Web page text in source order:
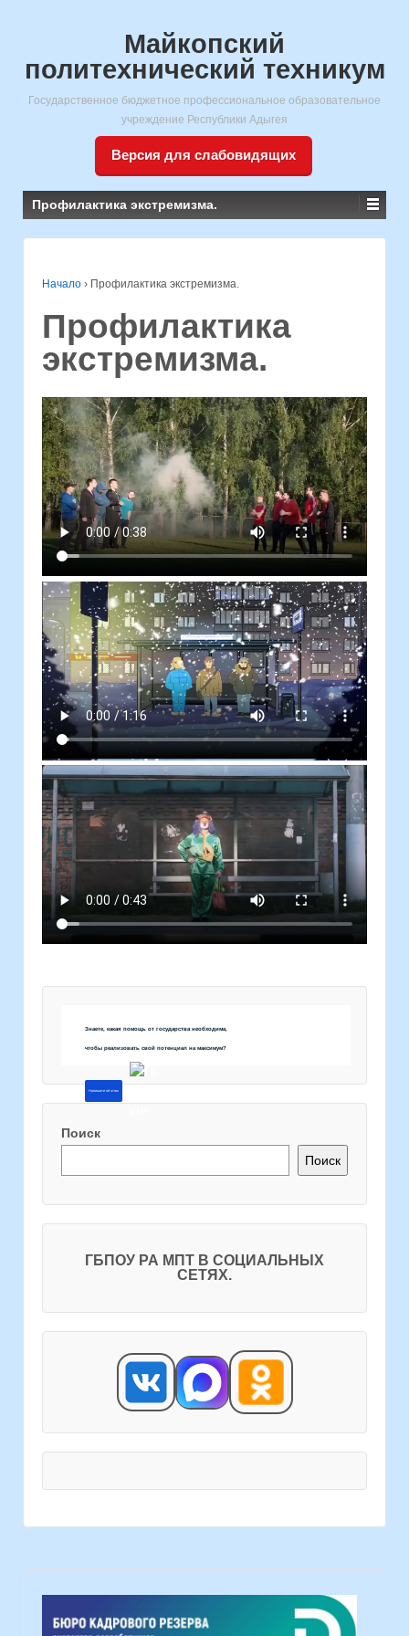
Майкопский
политехнический техникум
Государственное бюджетное профессиональное образовательное
учреждение Республики Адыгея
Версия для слабовидящих
Профилактика экстремизма.
Начало › Профилактика экстремизма.
Профилактика
экстремизма.
Знаете, какая помощь от государства необходима,
чтобы реализовать свой потенциал на максимум?
Напишите об этом
Поиск
Поиск
ГБПОУ РА МПТ В СОЦИАЛЬНЫХ
СЕТЯХ.